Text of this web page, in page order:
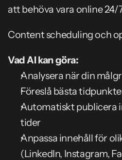
att behöva vara online 24/
Content scheduling och
Vad AI kan göra:
Analysera när din
Föreslå bästa
Automatiskt publicera
tider
Anpassa innehåll för
(LinkedIn, Instagram,